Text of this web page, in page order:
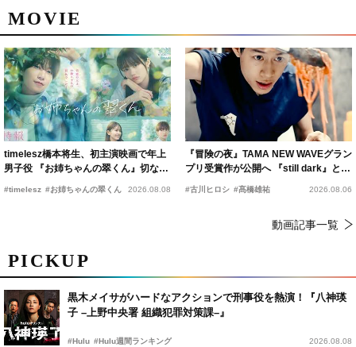
PICKUP
黒木メイサがハードなアクションで刑事役を熱演！『八神瑛
子 –上野中央署 組織犯罪対策課–』
#Hulu #Hulu週間ランキング 2026.08.08
MOVIE
timelesz橋本将生、初主演映画で年上
男子役 『お姉ちゃんの翠くん』切ない
恋の幕開けを予感
#timelesz #お姉ちゃんの翠くん 2026.08.08
『冒険の夜』TAMA NEW WAVEグラン
プリ受賞作が公開へ 『still dark』と同
時上映決定
#古川ヒロシ #髙橋雄祐 2026.08.06
動画記事一覧